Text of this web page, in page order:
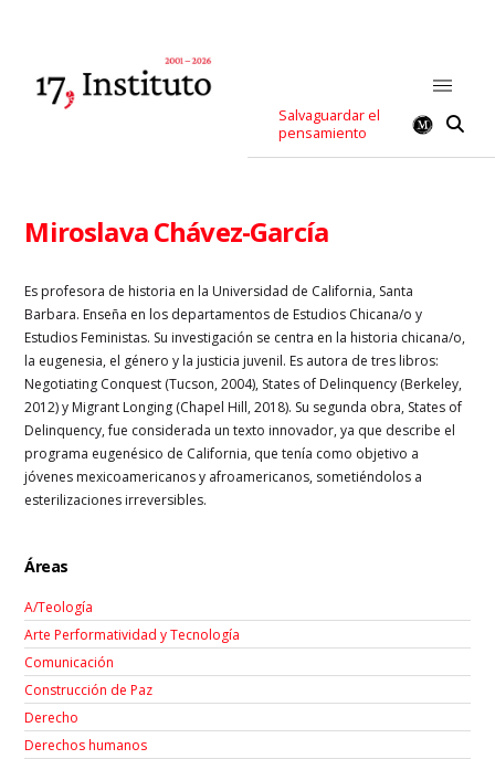
Salvaguardar el
pensamiento
Miroslava Chávez-García
Es profesora de historia en la Universidad de California, Santa
Barbara. Enseña en los departamentos de Estudios Chicana/o y
Estudios Feministas. Su investigación se centra en la historia chicana/o,
la eugenesia, el género y la justicia juvenil. Es autora de tres libros:
Negotiating Conquest (Tucson, 2004), States of Delinquency (Berkeley,
2012) y Migrant Longing (Chapel Hill, 2018). Su segunda obra, States of
Delinquency, fue considerada un texto innovador, ya que describe el
programa eugenésico de California, que tenía como objetivo a
jóvenes mexicoamericanos y afroamericanos, sometiéndolos a
esterilizaciones irreversibles.
Áreas
A/Teología
Arte Performatividad y Tecnología
Comunicación
Construcción de Paz
Derecho
Derechos humanos